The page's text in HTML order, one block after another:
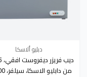
دبليو ألاسكا
من دابليو الاسكا، سيلفر، CH 400